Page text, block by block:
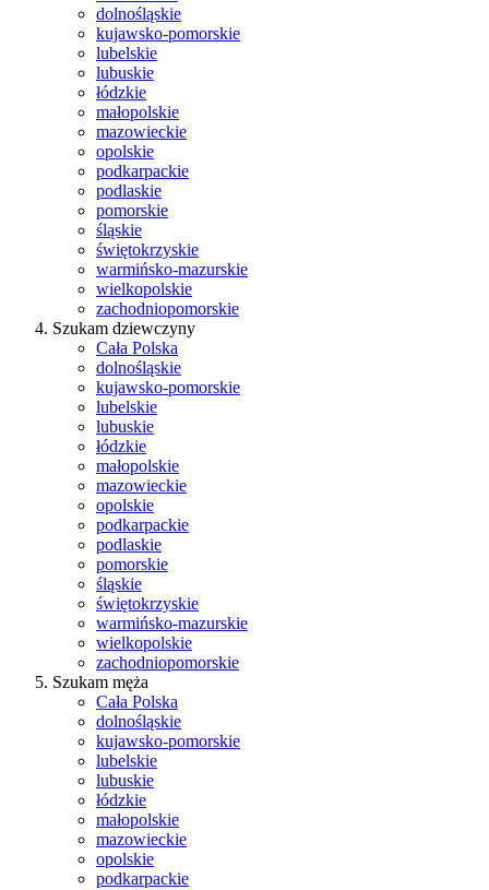
dolnośląskie
kujawsko-pomorskie
lubelskie
lubuskie
łódzkie
małopolskie
mazowieckie
opolskie
podkarpackie
podlaskie
pomorskie
śląskie
świętokrzyskie
warmińsko-mazurskie
wielkopolskie
zachodniopomorskie
Szukam dziewczyny
Cała Polska
dolnośląskie
kujawsko-pomorskie
lubelskie
lubuskie
łódzkie
małopolskie
mazowieckie
opolskie
podkarpackie
podlaskie
pomorskie
śląskie
świętokrzyskie
warmińsko-mazurskie
wielkopolskie
zachodniopomorskie
Szukam męża
Cała Polska
dolnośląskie
kujawsko-pomorskie
lubelskie
lubuskie
łódzkie
małopolskie
mazowieckie
opolskie
podkarpackie